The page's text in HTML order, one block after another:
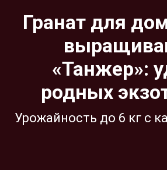
Гранат для
«Танжер»:
родных
Урожайность до 6 кг с